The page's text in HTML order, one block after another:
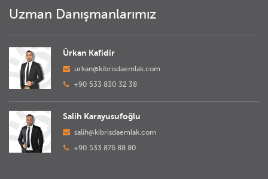
Uzman Danışmanlarımız
Ürkan Kafidir
urkan@kibrisdaemlak.com
+90 533 830 32 38
Salih Karayusufoğlu
salih@kibrisdaemlak.com
+90 533 876 88 80